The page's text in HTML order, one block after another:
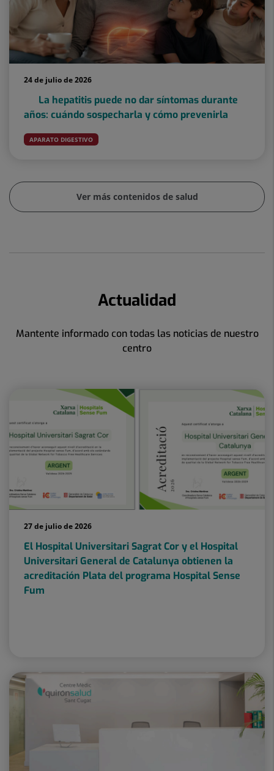
24 de julio de 2026
La hepatitis puede no dar síntomas durante
años: cuándo sospecharla y cómo prevenirla
APARATO DIGESTIVO
Ver más contenidos de salud
Actualidad
Mantente informado con todas las noticias de nuestro
centro
27 de julio de 2026
El Hospital Universitari Sagrat Cor y el Hospital
Universitari General de Catalunya obtienen la
acreditación Plata del programa Hospital Sense
Fum